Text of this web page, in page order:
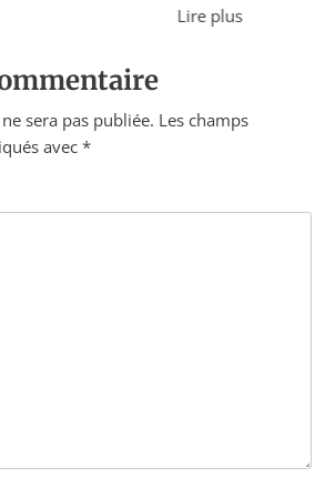
Lire plus
sera pas publiée. Les champs
avec *